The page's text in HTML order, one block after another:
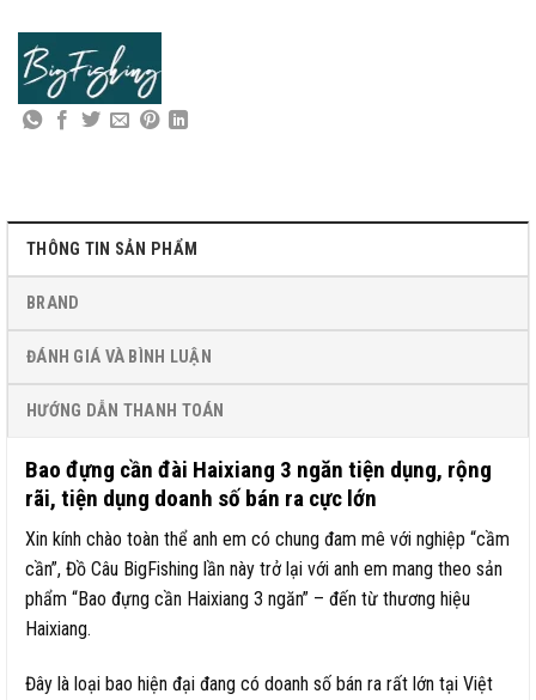
THÔNG TIN SẢN PHẨM
BRAND
ĐÁNH GIÁ VÀ BÌNH LUẬN
HƯỚNG DẪN THANH TOÁN
Bao đựng cần đài Haixiang 3 ngăn tiện dụng, rộng
rãi, tiện dụng doanh số bán ra cực lớn
Xin kính chào toàn thể anh em có chung đam mê với nghiệp “cầm
cần”, Đồ Câu BigFishing lần này trở lại với anh em mang theo sản
phẩm “Bao đựng cần Haixiang 3 ngăn” – đến từ thương hiệu
Haixiang.
Đây là loại bao hiện đại đang có doanh số bán ra rất lớn tại Việt